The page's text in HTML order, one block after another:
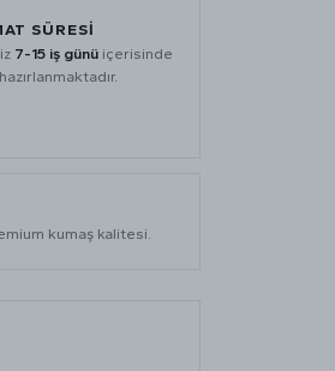
SÜRESI
7-15 iş günü içerisinde
kumaş kalitesi.